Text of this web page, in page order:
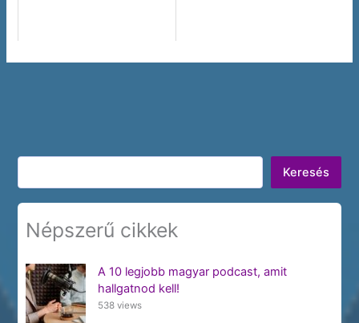
Keresés
Keresés
Népszerű cikkek
A 10 legjobb magyar podcast, amit
hallgatnod kell!
538 views